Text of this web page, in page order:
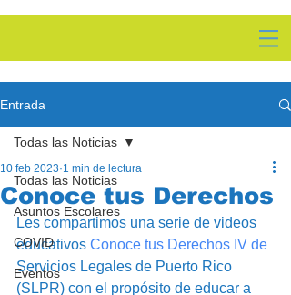
Entrada
Todas las Noticias
Asuntos Escolares
COVID
Eventos
Todas las Noticias
Conoce tus Derechos
10 feb 2023 1 min de lectura
Les compartimos una serie de videos
educativos Conoce tus Derechos IV de
Servicios Legales de Puerto Rico
(SLPR) con el propósito de educar a